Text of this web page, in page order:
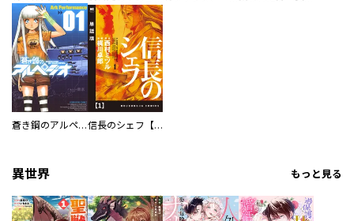
蒼き鋼のアルペジオ 信長のシェフ【単話版】
異世界 もっと見る